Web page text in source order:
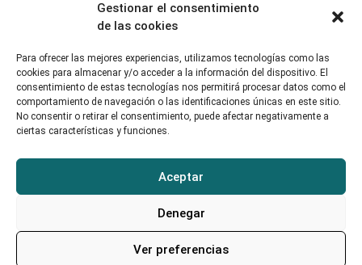
Gestionar el consentimiento
de las cookies
Para ofrecer las mejores experiencias, utilizamos tecnologías como las
cookies para almacenar y/o acceder a la información del dispositivo. El
consentimiento de estas tecnologías nos permitirá procesar datos como el
comportamiento de navegación o las identificaciones únicas en este sitio.
No consentir o retirar el consentimiento, puede afectar negativamente a
ciertas características y funciones.
Aceptar
Denegar
Ver preferencias
¿Cómo publicar un anuncio?
Contacto
soporte@alojamientounican.es
Alojamiento Universidad de Cantabria Copyright © 2023​